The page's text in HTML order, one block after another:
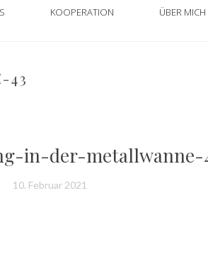
KOOPERATION ÜBER
43
in-der-metallwanne-
10. Februar 2021